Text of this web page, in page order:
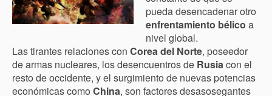
pueda desencadenar otro
enfrentamiento bélico a
nivel global.
Las tirantes relaciones con Corea del Norte, poseedor
de armas nucleares, los desencuentros de Rusiacon el
resto de occidente, y el surgimiento de nuevas potencias
económicas como China, son factores desasosegantes